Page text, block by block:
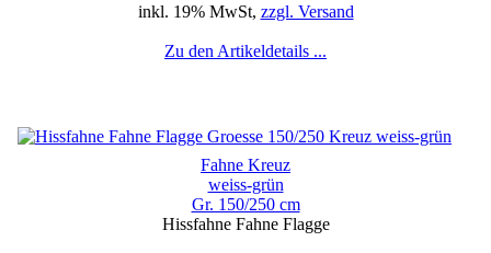
inkl. 19% MwSt, zzgl. Versand
Zu den Artikeldetails ...
Fahne Kreuz
weiss-grün
Gr. 150/250 cm
Hissfahne Fahne Flagge